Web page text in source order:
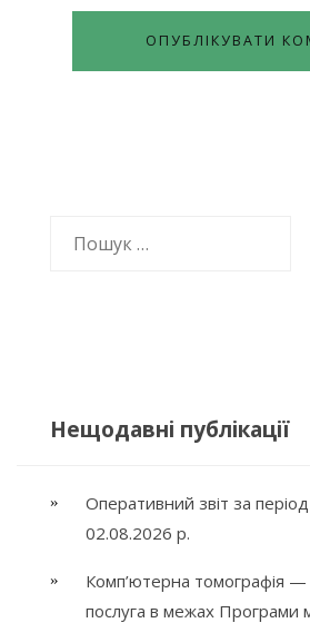
Нещодавні публікації
Оперативний звіт за
02.08.2026 р.
Комп’ютерна томографія —
послуга в межах Програми